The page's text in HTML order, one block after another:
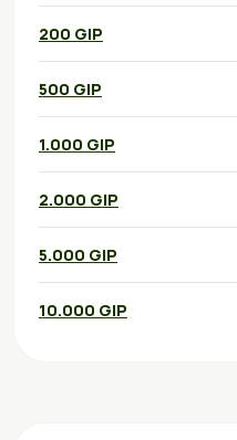
200 GIP
500 GIP
1.000 GIP
2.000 GIP
5.000 GIP
10.000 GIP